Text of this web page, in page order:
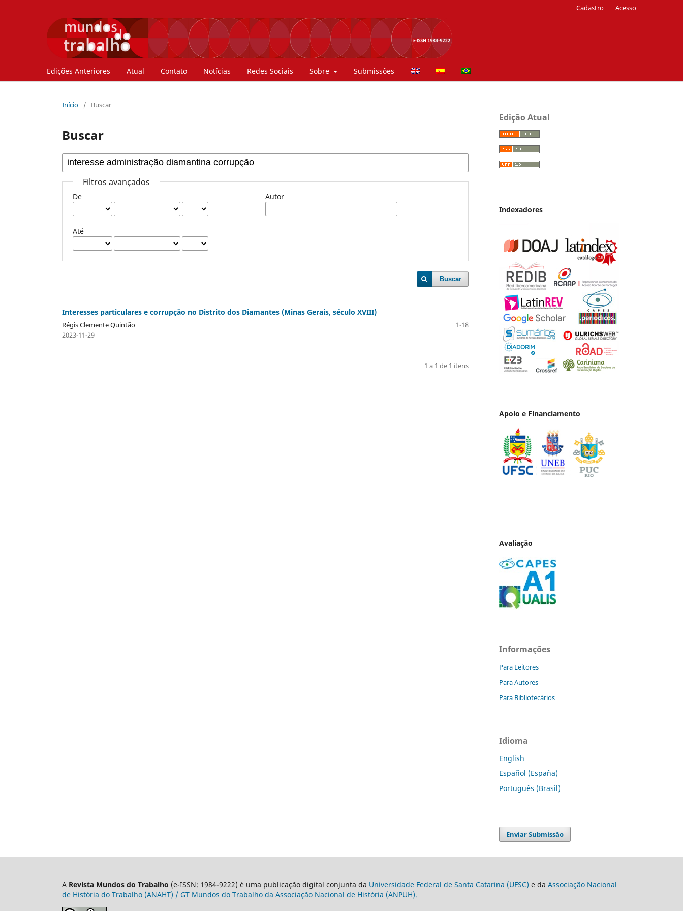
Edições Anteriores Atual Contato Notícias Redes Sociais Sobre Submissões
Cadastro Acesso
Início / Buscar
Buscar
Filtros avançados
De
Até
Autor
Buscar
Interesses particulares e corrupção no Distrito dos Diamantes (Minas Gerais, século XVIII)
Régis Clemente Quintão
1-18
2023-11-29
1 a 1 de 1 itens
Edição Atual
Indexadores
Apoio e Financiamento
Avaliação
Informações
Para Leitores
Para Autores
Para Bibliotecários
Idioma
English
Español (España)
Português (Brasil)
Enviar Submissão
A Revista Mundos do Trabalho (e-ISSN: 1984-9222) é uma publicação digital conjunta da Universidade Federal de Santa Catarina (UFSC) e da Associação Nacional
de História do Trabalho (ANAHT) / GT Mundos do Trabalho da Associação Nacional de História (ANPUH).